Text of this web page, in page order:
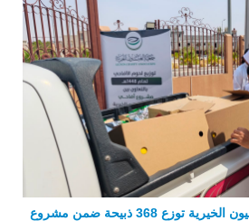
بقيمة 559.965 ريالًا.. العيون الخيرية توزع 368 ذبيحة ضمن مشروع